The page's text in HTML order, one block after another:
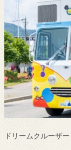
ドリームクルーザ